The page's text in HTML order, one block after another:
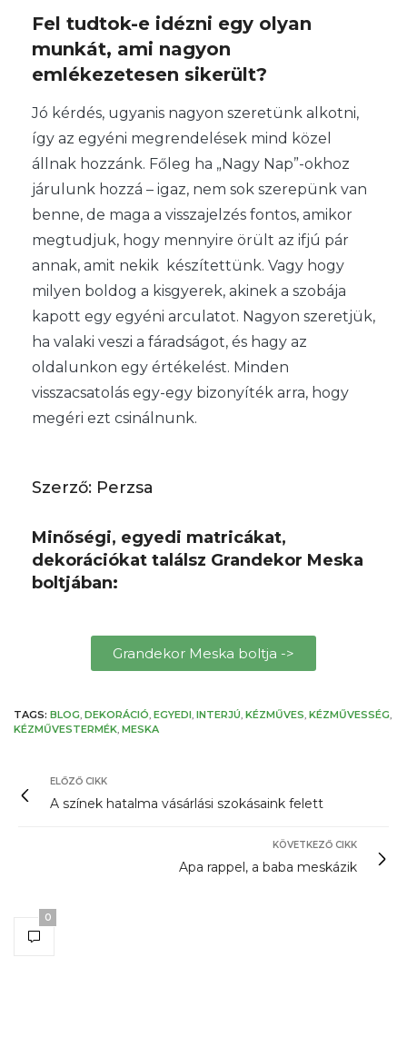
Fel tudtok-e idézni egy olyan
munkát, ami nagyon
emlékezetesen sikerült?
Jó kérdés, ugyanis nagyon szeretünk alkotni,
így az egyéni megrendelések mind közel
állnak hozzánk. Főleg ha „Nagy Nap”-okhoz
járulunk hozzá – igaz, nem sok szerepünk van
benne, de maga a visszajelzés fontos, amikor
megtudjuk, hogy mennyire örült az ifjú pár
annak, amit nekik készítettünk. Vagy hogy
milyen boldog a kisgyerek, akinek a szobája
kapott egy egyéni arculatot. Nagyon szeretjük,
ha valaki veszi a fáradságot, és hagy az
oldalunkon egy értékelést. Minden
visszacsatolás egy-egy bizonyíték arra, hogy
megéri ezt csinálnunk.
Szerző: Perzsa
Minőségi, egyedi matricákat,
dekorációkat találsz Grandekor Meska
boltjában:
Grandekor Meska boltja ->
TAGS: BLOG, DEKORÁCIÓ, EGYEDI, INTERJÚ, KÉZMŰVES, KÉZMŰVESSÉG,
KÉZMŰVESTERMÉK, MESKA
ELŐZŐ CIKK
A színek hatalma vásárlási szokásaink felett
KÖVETKEZŐ CIKK
Apa rappel, a baba meskázik
0